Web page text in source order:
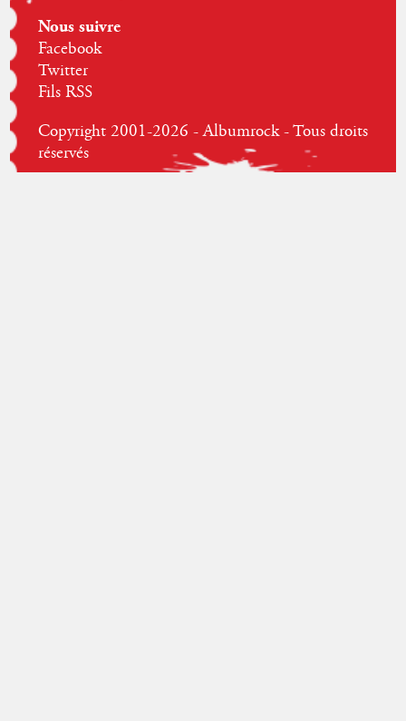
Nous suivre
Facebook
Twitter
Fils RSS
Copyright 2001-2026 - Albumrock - Tous droits
réservés